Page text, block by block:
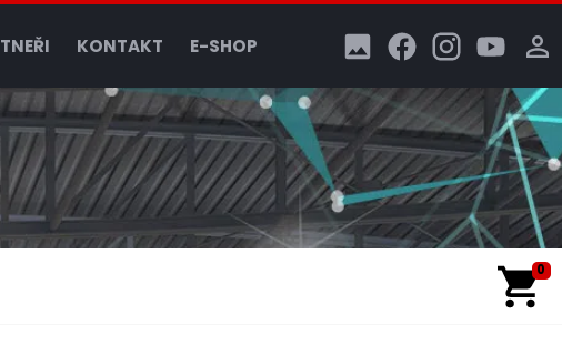
KONTAKT E-SHOP
0